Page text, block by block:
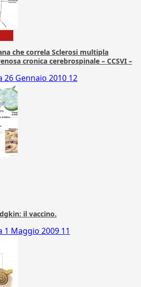
che correla Sclerosi multipla
cronica cerebrospinale – CCSVI –
26 Gennaio 2010 12
il vaccino.
1 Maggio 2009 11